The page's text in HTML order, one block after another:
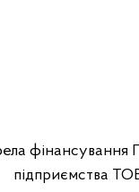
фінансування
підприємства